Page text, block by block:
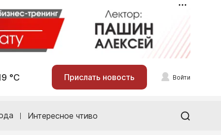
°С Прислать новость Войти
Интересное чтиво